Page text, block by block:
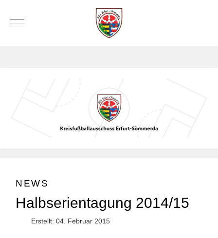
Mobile Menu Toggle
NEWS
Halbserientagung 2014/15
Erstellt: 04. Februar 2015